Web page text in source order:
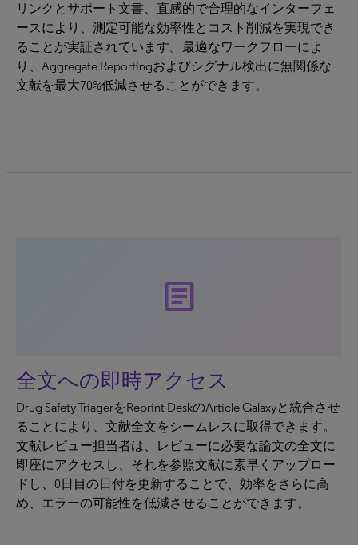
リンクとサポート文書、直感的で合理的なインターフェ
ースにより、測定可能な効率性とコスト削減を実現でき
ることが実証されています。最適なワークフローによ
り、Aggregate Reportingおよびシグナル検出に無関係な
文献を最大70%低減させることができます。
article
全文への即時アクセス
Drug Safety TriagerをReprint DeskのArticle Galaxyと統合させ
ることにより、文献全文をシームレスに取得できます。
文献レビュー担当者は、レビューに必要な論文の全文に
即座にアクセスし、それを参照文献に素早くアップロー
ドし、0日目の日付を更新することで、効率をさらに高
め、エラーの可能性を低減させることができます。